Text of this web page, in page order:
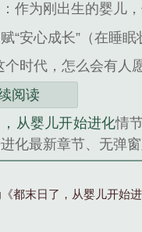
作为刚出生的婴儿
“安心成长”（在睡
个时代，怎么会有人
阅读
从婴儿开始进化情
化最新章节、无弹窗
都末日了，从婴儿开始